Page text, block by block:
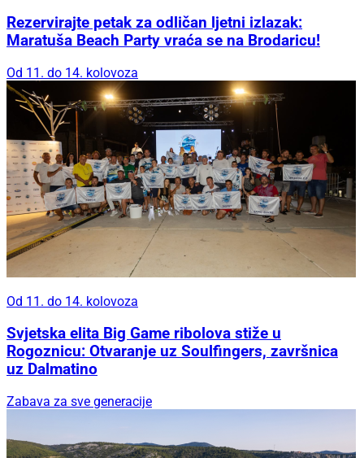
Rezervirajte petak za odličan ljetni izlazak:
Maratuša Beach Party vraća se na Brodaricu!
Od 11. do 14. kolovoza
Od 11. do 14. kolovoza
Svjetska elita Big Game ribolova stiže u
Rogoznicu: Otvaranje uz Soulfingers, završnica
uz Dalmatino
Zabava za sve generacije